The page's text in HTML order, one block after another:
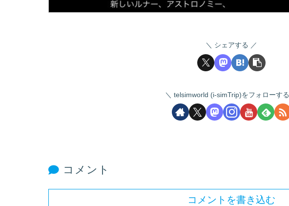
シェアする
telsimworld (i-simTrip)をフォローする
コメント
コメントを書き込む